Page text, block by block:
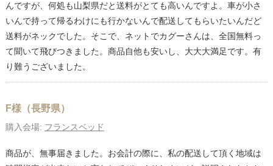
んですが、何処も山梨県だと送料がとても高いんですよ。車が小さ
いんで持って帰るわけにも行かないんで配送してもらいたいんだど
送料がネックでした。そこで、ネットでカグーさんは、全国無料っ
て聞いて飛びつきました。商品自他も安いし、大大大満足です。有
り難うございました。
F様（長野県）
購入会場: フランスベッド
商品が、無事届きました。お会計の際に、私の配送して頂く地域は